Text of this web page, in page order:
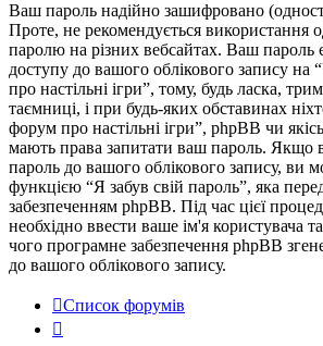
Ваш пароль надійно зашифровано
Проте, не рекомендується використання
паролю на різних вебсайтах. Ваш
доступу до вашого облікового запису на
про настільні ігри”, тому, будь ласка,
таємниці, і при будь-яких обставинах
форум про настільні ігри”, phpBB чи
мають права запитати ваш пароль. Якщо
пароль до вашого облікового запису, ви
функцією “Я забув свій пароль”, яка
забезпеченням phpBB. Під час цієї
необхідно ввести ваше ім'я користувача
чого програмне забезпечення phpBB
до вашого облікового запису.
Список форумів